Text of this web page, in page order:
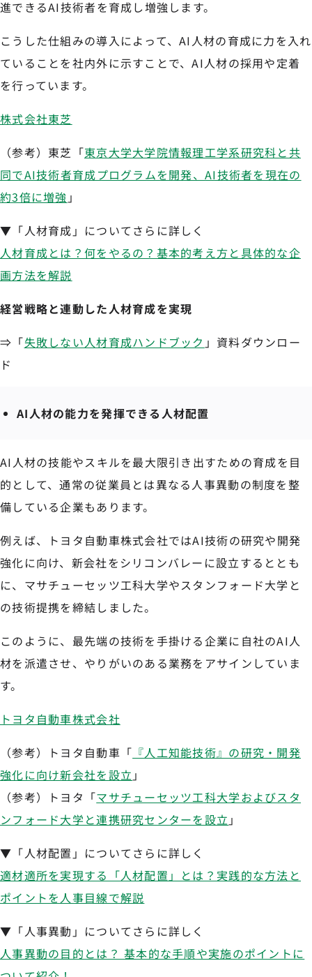
進できるAI技術者を育成し増強します。
こうした仕組みの導入によって、AI人材の育成に力を入れ
ていることを社内外に示すことで、AI人材の採用や定着
を行っています。
株式会社東芝
（参考）東芝「東京大学大学院情報理工学系研究科と共
同でAI技術者育成プログラムを開発、AI技術者を現在の
約3倍に増強 」
▼「人材育成」についてさらに詳しく
人材育成とは？何をやるの？基本的考え方と具体的な企
画方法を解説
経営戦略と連動した人材育成を実現
⇒「失敗しない人材育成ハンドブック 」資料ダウンロー
ド
AI人材の能力を発揮できる人材配置
AI人材の技能やスキルを最大限引き出すための育成を目
的として、通常の従業員とは異なる人事異動の制度を整
備している企業もあります。
例えば、トヨタ自動車株式会社ではAI技術の研究や開発
強化に向け、新会社をシリコンバレーに設立するととも
に、マサチューセッツ工科大学やスタンフォード大学と
の技術提携を締結しました。
このように、最先端の技術を手掛ける企業に自社のAI人
材を派遣させ、やりがいのある業務をアサインしていま
す。
トヨタ自動車株式会社
（参考）トヨタ自動車「 『人工知能技術』の研究・開発
強化に向け新会社を設立 」
（参考）トヨタ「マサチューセッツ工科大学およびスタ
ンフォード大学と連携研究センターを設立 」
▼「人材配置」についてさらに詳しく
適材適所を実現する「人材配置」とは？実践的な方法と
ポイントを人事目線で解説
▼「人事異動」についてさらに詳しく
人事異動の目的とは？ 基本的な手順や実施のポイントに